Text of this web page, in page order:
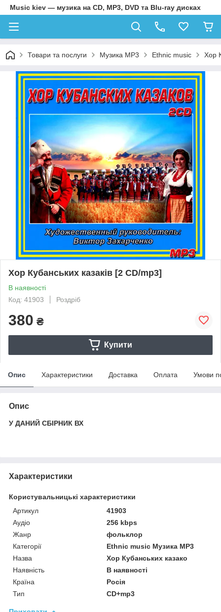
Music kiev — музика на CD, MP3, DVD та Blu-ray дисках
Товари та послуги Музика MP3 Ethnic music Хор
Хор Кубанських казаків [2 CD/mp3]
В наявності
Код: 41903
Роздріб
380 ₴
Купити
Опис Характеристики Доставка Оплата Умови
Опис
У ДАНИЙ СБІРНИК ВХ
Характеристики
Користувальницькі характеристики
Артикул
41903
Аудіо
256 kbps
Жанр
фольклор
Категорії
Ethnic music Музика MP3
Назва
Хор Кубанських казако
Наявність
В наявності
Країна
Росія
Тип
CD+mp3